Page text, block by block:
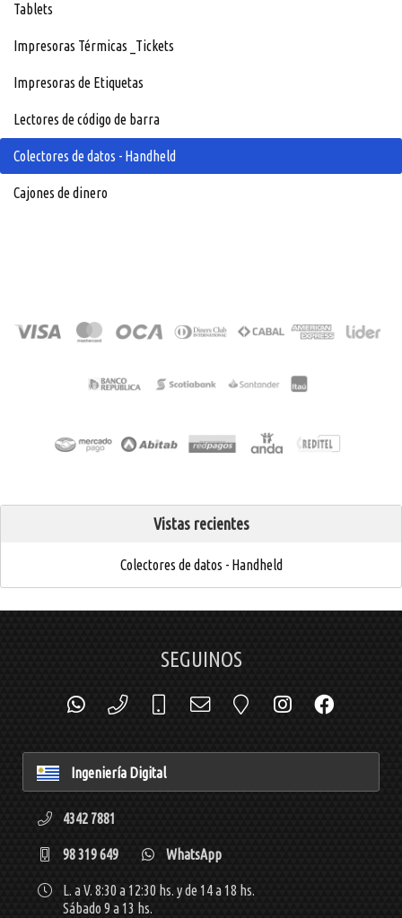
Tablets
Impresoras Térmicas _Tickets
Impresoras de Etiquetas
Lectores de código de barra
Colectores de datos - Handheld
Cajones de dinero
Vistas recientes
Colectores de datos - Handheld
SEGUINOS
Ingeniería Digital
4342 7881
98 319 649 WhatsApp
L. a V. 8:30 a 12:30 hs. y de 14 a 18 hs.
Sábado 9 a 13 hs.